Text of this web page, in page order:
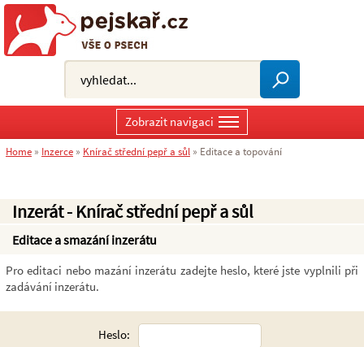
Inzerát - Knírač střední pepř a sůl
Editace a smazání inzerátu
Pro editaci nebo mazání inzerátu zadejte heslo, které jste vyplnili při
zadávání inzerátu.
Heslo:
Zobrazit navigaci
Home » Inzerce » Knírač střední pepř a sůl » Editace a topování